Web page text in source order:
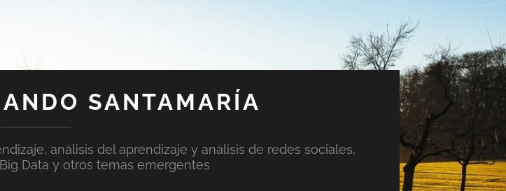
SANTAMARÍA
análisis del aprendizaje y análisis de redes sociales,
Data y otros temas emergentes